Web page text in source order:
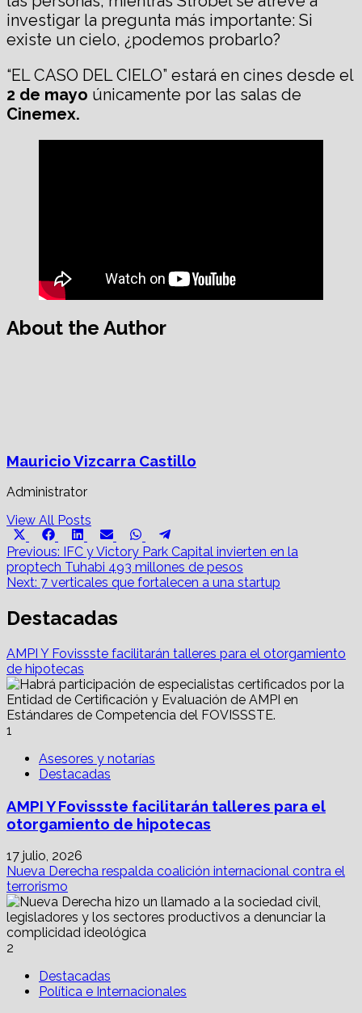
investigar la pregunta más importante: Si
existe un cielo, ¿podemos probarlo?
“EL CASO DEL CIELO” estará en cines desde el
2 de mayo únicamente por las salas de
Cinemex.
About the Author
Mauricio Vizcarra Castillo
Administrator
View All Posts
Share
on
(Twitter)
Share
on
Facebook
Share
on
LinkedIn
Share
on
Email
Share
on
WhatsApp
on
Post
navigation
Previous:
IFC y Victory Park Capital invierten en la
proptech Tuhabi 493 millones de pesos
Next: 7 verticales que fortalecen a una startup
Destacadas
AMPI Y Fovissste facilitarán talleres para el otorgamiento
de hipotecas
1
Asesores y notarías
Destacadas
AMPI Y Fovissste facilitarán talleres para el
otorgamiento de hipotecas
17 julio, 2026
Nueva Derecha respalda coalición internacional contra el
terrorismo
2
Destacadas
Política e Internacionales